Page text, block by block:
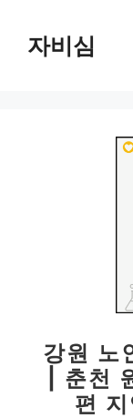
자비심
강원 노
| 춘천
편